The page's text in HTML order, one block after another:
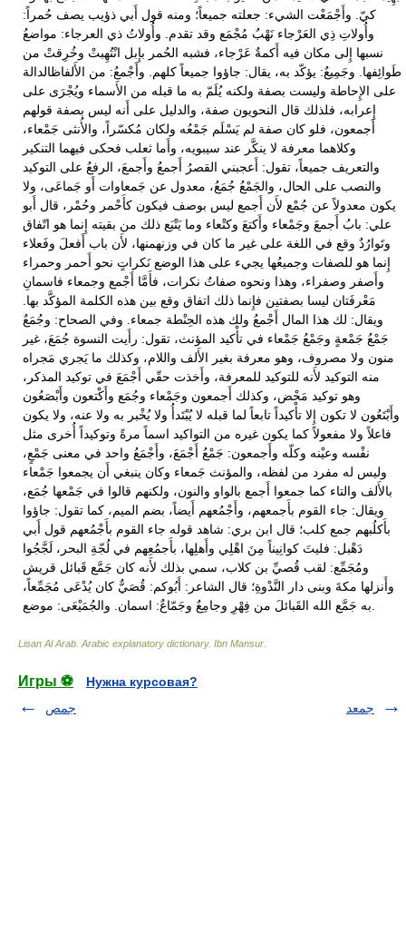
Lisan Al Arab. Arabic explanatory dictionary. Ibn Mansur
Игры ⚽
Нужна курсовая?
جمص
جمعد